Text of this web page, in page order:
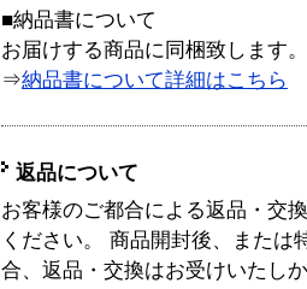
■納品書について
お届けする商品に同梱致します。
⇒納品書について詳細はこちら
返品について
お客様のご都合による返品・交
ください。 商品開封後、または
合、返品・交換はお受けいたし